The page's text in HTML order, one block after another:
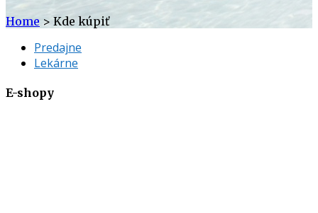
Home > Kde kúpiť
Predajne
Lekárne
E-shopy